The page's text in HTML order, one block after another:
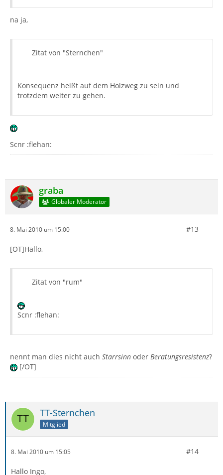
na ja,
Zitat von "Sternchen"
Konsequenz heißt auf dem Holzweg zu sein und
trotzdem weiter zu gehen.
Scnr :flehan:
graba
Globaler Moderator
8. Mai 2010 um 15:00 #13
[OT]Hallo,
Zitat von "rum"
Scnr :flehan:
nennt man dies nicht auch Starrsinn oder Beratungsresistenz?
[/OT]
TT-Sternchen
Mitglied
8. Mai 2010 um 15:05 #14
Hallo Ingo,